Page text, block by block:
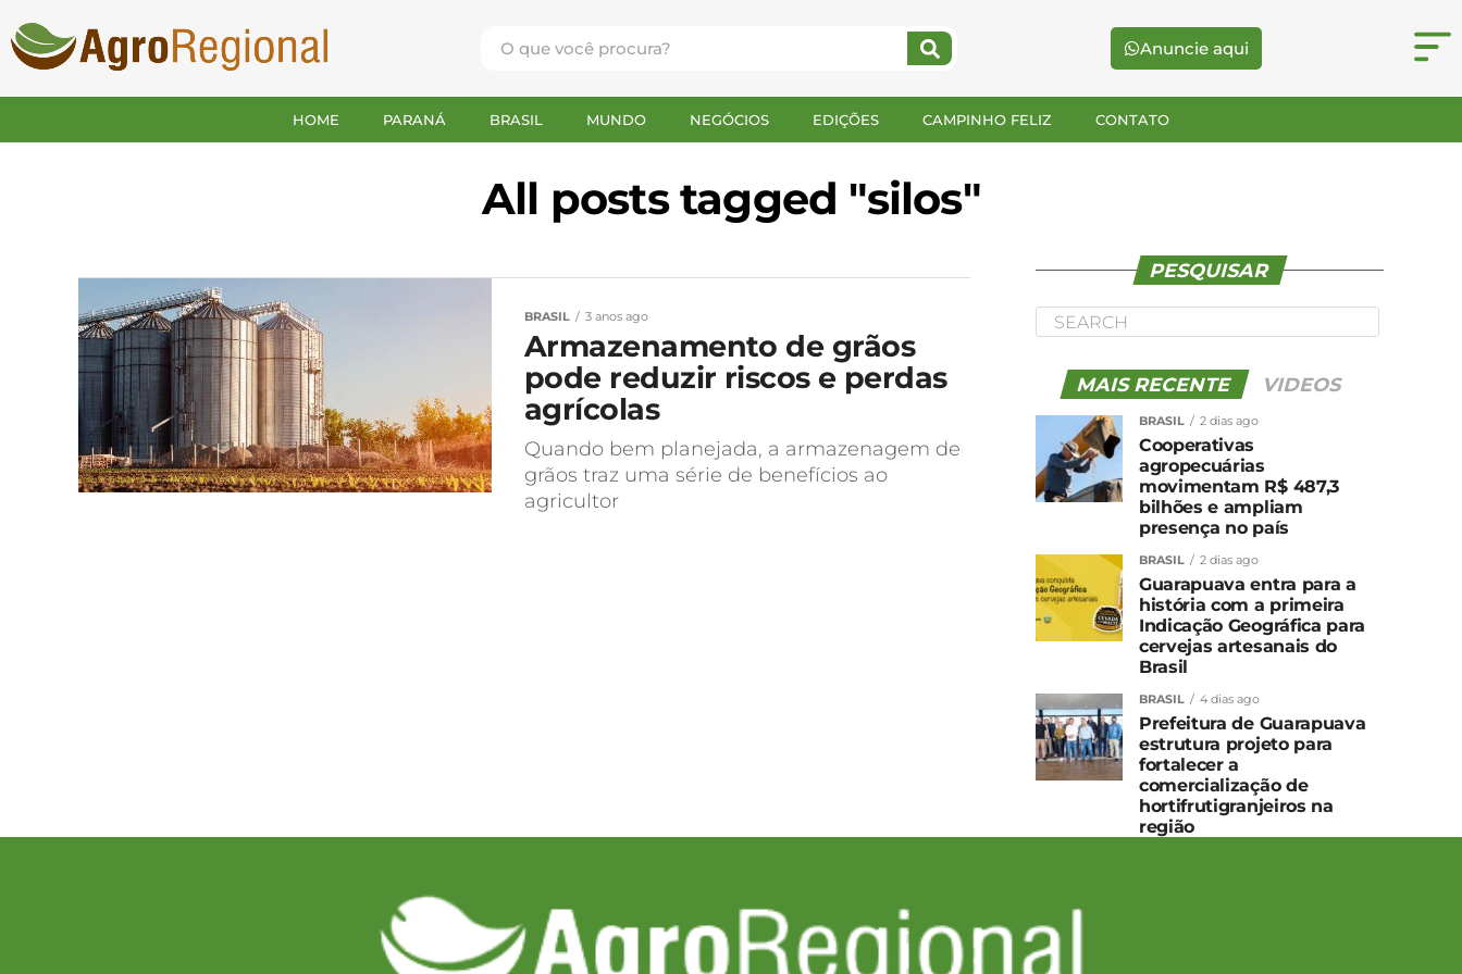
Anuncie aqui
HOME PARANÁ BRASIL MUNDO NEGÓCIOS EDIÇÕES CAMPINHO FELIZ CONTATO
All posts tagged "silos"
BRASIL 3 anos ago
Armazenamento de grãos
pode reduzir riscos e perdas
agrícolas
Quando bem planejada, a armazenagem de
grãos traz uma série de benefícios ao
agricultor
PESQUISAR
MAIS RECENTE VIDEOS
BRASIL 2 dias ago
Cooperativas
agropecuárias
movimentam R$ 487,3
bilhões e ampliam
presença no país
BRASIL 2 dias ago
Guarapuava entra para a
história com a primeira
Indicação Geográfica para
cervejas artesanais do
Brasil
BRASIL 4 dias ago
Prefeitura de Guarapuava
estrutura projeto para
fortalecer a
comercialização de
hortifrutigranjeiros na
região